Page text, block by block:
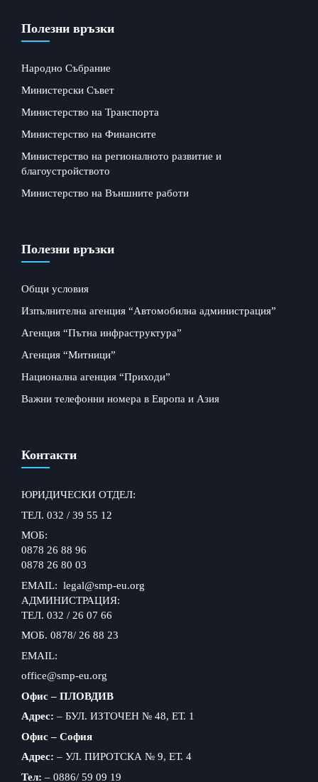
Полезни връзки
Народно Събрание
Министерски Съвет
Министерство на Транспорта
Министерство на Финансите
Министерство на регионалното развитие и
благоустройството
Министерство на Външните работи
Полезни връзки
Общи условия
Изпълнителна агенция “Автомобилна администрация”
Агенция “Пътна инфраструктура”
Агенция “Митници”
Национална агенция “Приходи”
Важни телефонни номера в Европа и Азия
Контакти
ЮРИДИЧЕСКИ ОТДЕЛ:
ТЕЛ. 032 / 39 55 12
МОБ:
0878 26 88 96
0878 26 80 03
EMAIL: legal@smp-eu.org
АДМИНИСТРАЦИЯ:
ТЕЛ. 032 / 26 07 66
МОБ. 0878/ 26 88 23
EMAIL:
office@smp-eu.org
Офис – ПЛОВДИВ
Адрес: – БУЛ. ИЗТОЧЕН № 48, ЕТ. 1
Офис – София
Адрес: – УЛ. ПИРОТСКА № 9, ЕТ. 4
Тел: – 0886/ 59 09 19